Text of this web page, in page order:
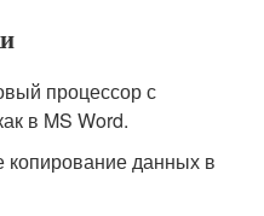
процессор с
в MS Word.
копирование данных в